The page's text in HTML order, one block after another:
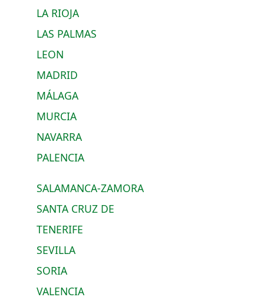
LA RIOJA
LAS PALMAS
LEON
MADRID
MÁLAGA
MURCIA
NAVARRA
PALENCIA
SALAMANCA-ZAMORA
SANTA CRUZ DE
TENERIFE
SEVILLA
SORIA
VALENCIA